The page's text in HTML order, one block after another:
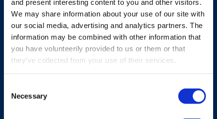
and present interesting content to you and other visitors.
We may share information about your use of our site with
our social media, advertising and analytics partners. The
information may be combined with other information that
you have volunteerily provided to us or them or that
they’ve collected from your use of their services.
Selection
Necessary
Cinturón deslizante para
transmisor tipo pupitre
Cinturón de sujeción con posibilidad de
deslizamiento del transmisor